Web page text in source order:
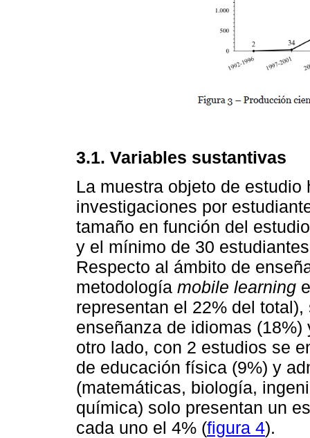
3.1. Variables sustantivas
La muestra objeto de
investigaciones por
tamaño en función del
y el mínimo de 30
Respecto al ámbito de
metodología mobile learning
representan el 22% del
enseñanza de idiomas
otro lado, con 2 estudios se
de educación física (9%) y
(matemáticas, biología,
química) solo presentan un
cada uno el 4% (figura 4).